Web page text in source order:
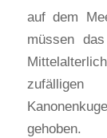
auf dem
müssen
gehoben.